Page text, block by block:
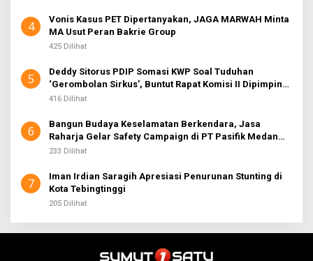
4
Vonis Kasus PET Dipertanyakan, JAGA MARWAH Minta
MA Usut Peran Bakrie Group
425 Dilihat
5
Deddy Sitorus PDIP Somasi KWP Soal Tuduhan
‘Gerombolan Sirkus’, Buntut Rapat Komisi II Dipimpin
Sufmi Dasco Ahmad
416 Dilihat
6
Bangun Budaya Keselamatan Berkendara, Jasa
Raharja Gelar Safety Campaign di PT Pasifik Medan
Industri
233 Dilihat
7
Iman Irdian Saragih Apresiasi Penurunan Stunting di
Kota Tebingtinggi
205 Dilihat